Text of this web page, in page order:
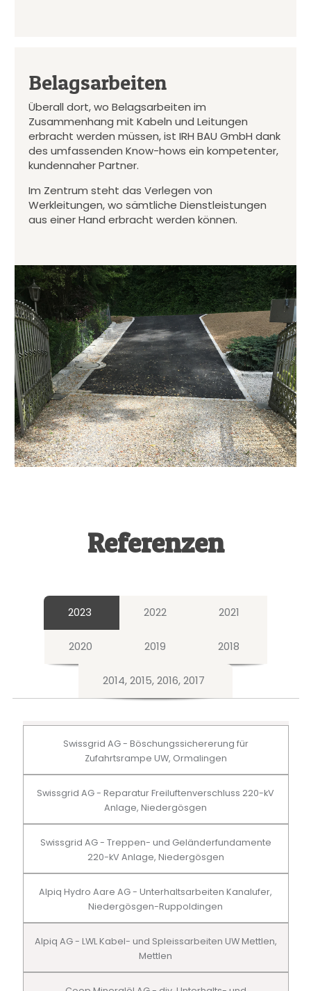
Belagsarbeiten
Überall dort, wo Belagsarbeiten im
Zusammenhang mit Kabeln und Leitungen
erbracht werden müssen, ist IRH BAU GmbH dank
des umfassenden Know-hows ein kompetenter,
kundennaher Partner.
Im Zentrum steht das Verlegen von
Werkleitungen, wo sämtliche Dienstleistungen
aus einer Hand erbracht werden können.
Referenzen
2023 2022 2021
2020 2019 2018
2014, 2015, 2016, 2017
Swissgrid AG - Böschungssichererung für
Zufahrtsrampe UW, Ormalingen
Swissgrid AG - Reparatur Freiluftenverschluss 220-kV
Anlage, Niedergösgen
Swissgrid AG - Treppen- und Geländerfundamente
220-kV Anlage, Niedergösgen
Alpiq Hydro Aare AG - Unterhaltsarbeiten Kanalufer,
Niedergösgen-Ruppoldingen
Alpiq AG - LWL Kabel- und Spleissarbeiten UW Mettlen,
Mettlen